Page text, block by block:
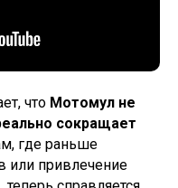
что Мотомул не
сокращает
где раньше
или привлечение